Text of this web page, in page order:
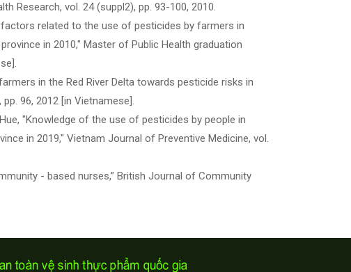
Research, vol. 24 (suppl2), pp. 93-100, 2010.
related to the use of pesticides by farmers in
in 2010," Master of Public Health graduation
in the Red River Delta towards pesticide risks in
96, 2012 [in Vietnamese].
"Knowledge of the use of pesticides by people in
in 2019," Vietnam Journal of Preventive Medicine, vol.
- based nurses,” British Journal of Community